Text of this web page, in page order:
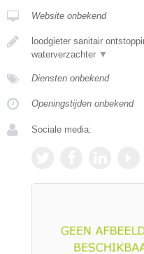
Website onbekend
loodgieter sanitair
waterverzachter ▼
Diensten onbekend
Openingstijden onbekend
Sociale media: